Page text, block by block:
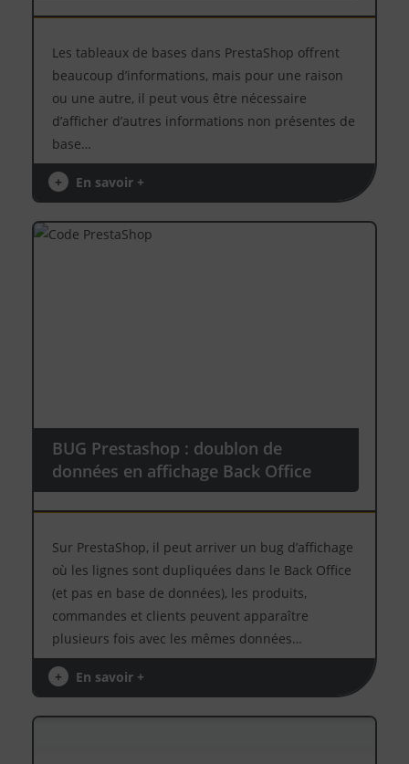
Les tableaux de bases dans PrestaShop offrent
beaucoup d’informations, mais pour une raison
ou une autre, il peut vous être nécessaire
d’afficher d’autres informations non présentes de
base…
+ En savoir +
BUG Prestashop : doublon de
données en affichage Back Office
Sur PrestaShop, il peut arriver un bug d’affichage
où les lignes sont dupliquées dans le Back Office
(et pas en base de données), les produits,
commandes et clients peuvent apparaître
plusieurs fois avec les mêmes données…
+ En savoir +